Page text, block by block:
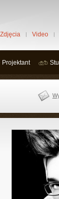
Zdjęcia Video
Projektant